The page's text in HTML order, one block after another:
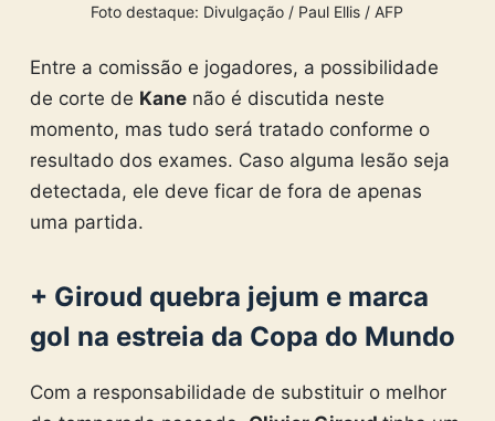
Foto destaque: Divulgação / Paul Ellis / AFP
Entre a comissão e jogadores, a possibilidade
de corte de Kanenão é discutida neste
momento, mas tudo será tratado conforme o
resultado dos exames. Caso alguma lesão seja
detectada, ele deve ficar de fora de apenas
uma partida.
+ Giroud quebra jejum e marca
gol na estreia da Copa do Mundo
Com a responsabilidade de substituir o melhor